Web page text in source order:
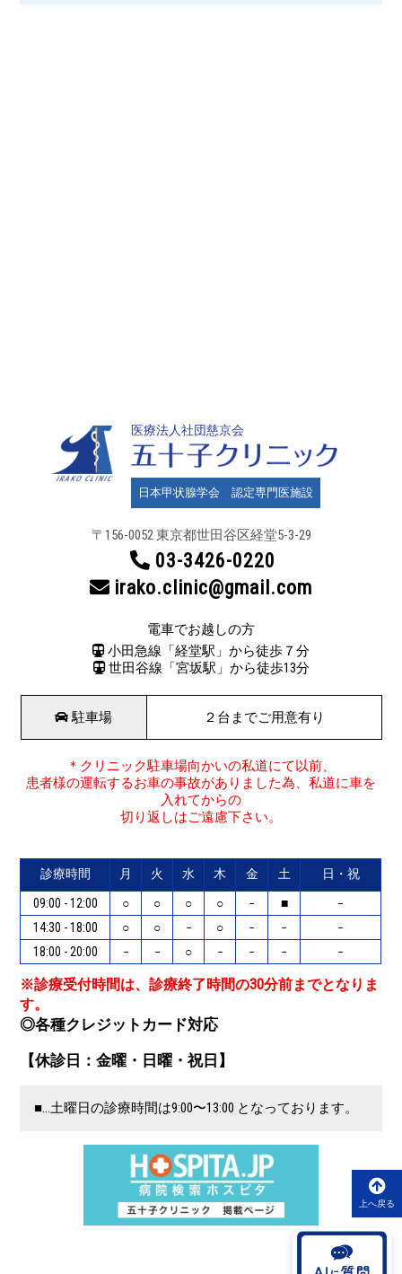
医療法人社団慈京会
日本甲状腺学会 認定専門医施設
〒156-0052 東京都世田谷区経堂5-3-29
03-3426-0220
irako.clinic@gmail.com
電車でお越しの方
小田急線「経堂駅」から徒歩７分
世田谷線「宮坂駅」から徒歩13分
駐車場 ２台までご用意有り
＊クリニック駐車場向かいの私道にて以前、
患者様の運転するお車の事故がありました為、私道に車を
入れてからの
切り返しはご遠慮下さい。
診療時間 月 火 水 木 金 土 日・祝
09:00 - 12:00 ○ ○ ○ ○ − ■
−
14:30 - 18:00
○ ○ − ○ − −
−
18:00 - 20:00
− − ○ − − − −
※診療受付時間は、診療終了時間の30分前までとなりま
す。
◎各種クレジットカード対応
【休診日：金曜・日曜・祝日】
■…土曜日の診療時間は9:00〜13:00 となっております。
上へ戻る